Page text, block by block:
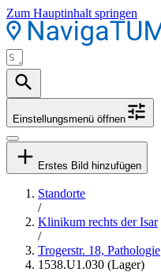
Zum Hauptinhalt springen
Einstellungsmenü öffnen
Erstes Bild hinzufügen
Standorte
/
Klinikum rechts der Isar
/
Trogerstr. 18, Pathologie
1538.U1.030 (Lager)